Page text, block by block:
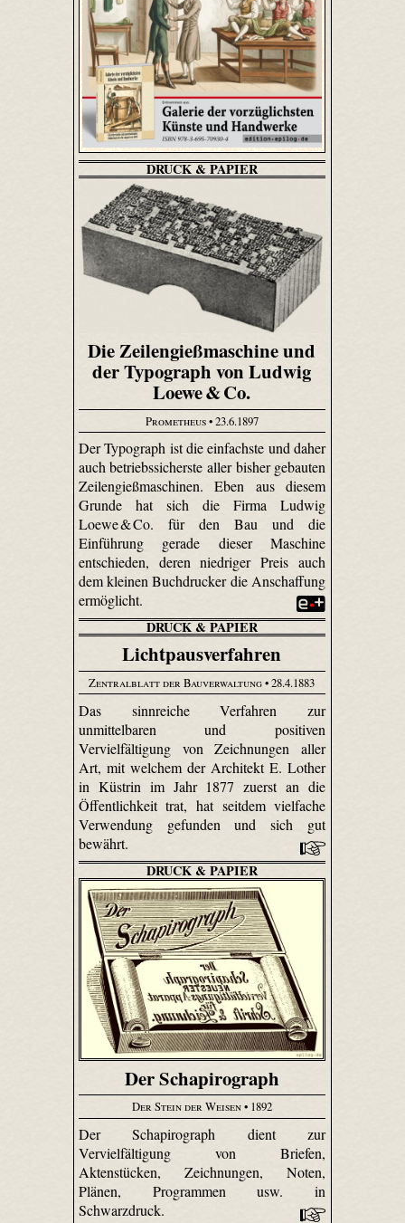
DRUCK & PAPIER
Die Zeilengießmaschine und
der Typograph von Ludwig
Loewe & Co.
Prometheus• 23.6.1897
Der Typograph ist die einfachste und daher
auch betriebssicherste aller bisher gebauten
Zeilengießmaschinen. Eben aus diesem
Grunde hat sich die Firma Ludwig
Loewe & Co. für den Bau und die
Einführung gerade dieser Maschine
entschieden, deren niedriger Preis auch
dem kleinen Buchdrucker die Anschaffung
ermöglicht.
DRUCK & PAPIER
Lichtpausverfahren
Zentralblatt der Bauverwaltung• 28.4.1883
Das sinnreiche Verfahren zur
unmittelbaren und positiven
Vervielfältigung von Zeichnungen aller
Art, mit welchem der Architekt E. Lother
in Küstrin im Jahr 1877 zuerst an die
Öffentlichkeit trat, hat seitdem vielfache
Verwendung gefunden und sich gut
bewährt.
DRUCK & PAPIER
Der Schapirograph
Der Stein der Weisen• 1892
Der Schapirograph dient zur
Vervielfältigung von Briefen,
Aktenstücken, Zeichnungen, Noten,
Plänen, Programmen usw. in
Schwarzdruck.